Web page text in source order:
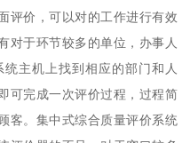
评价，可以对的工作进行有效
对于环节较多的单位，办事人
主机上找到相应的部门和人
可完成一次评价过程，过程简
客。集中式综合质量评价系统